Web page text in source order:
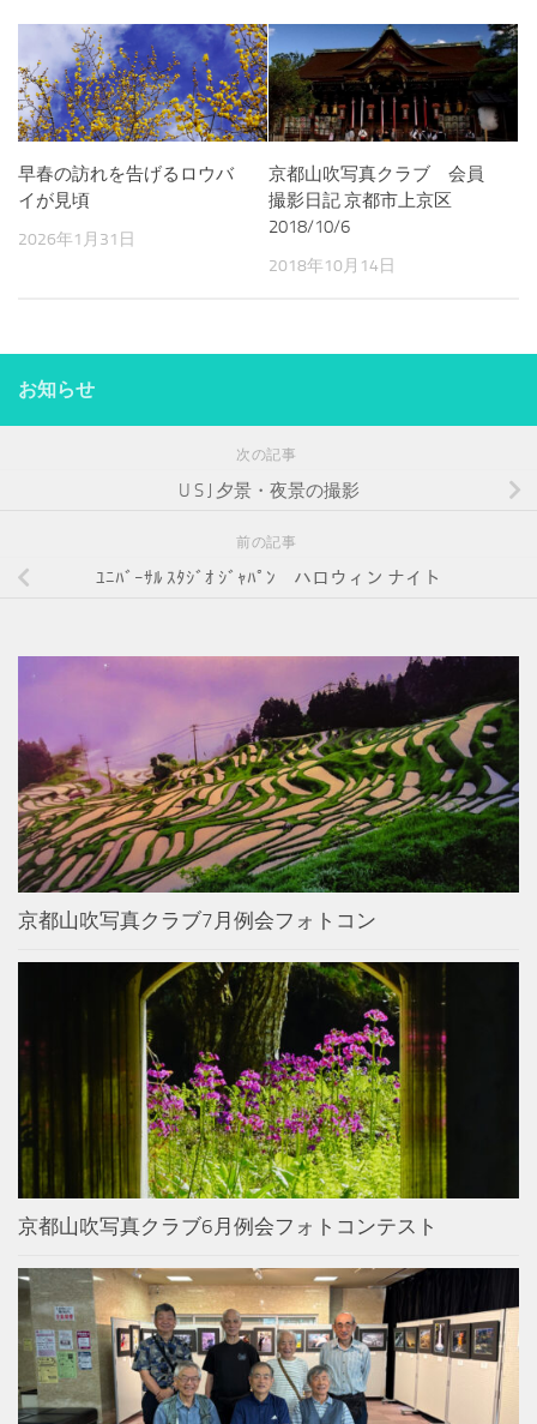
早春の訪れを告げるロウバ
イが見頃
2026年1月31日
京都山吹写真クラブ 会員
撮影日記 京都市上京区
2018/10/6
2018年10月14日
お知らせ
次の記事
U S J 夕景・夜景の撮影
前の記事
ﾕﾆﾊﾞｰｻﾙ ｽﾀｼﾞｵ ｼﾞｬﾊﾟﾝ ハロウィン ナイト
京都山吹写真クラブ7月例会フォトコン
京都山吹写真クラブ6月例会フォトコンテスト